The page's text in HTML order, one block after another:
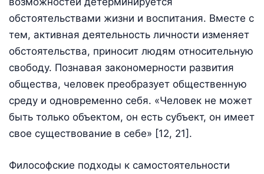
обстоятельствами жизни и воспитания. Вместе с
тем, активная деятельность личности изменяет
обстоятельства, приносит людям относительную
свободу. Познавая закономерности развития
общества, человек преобразует общественную
среду и одновременно себя. «Человек не может
быть только объектом, он есть субъект, он имеет
свое существование в себе» [12, 21].
Философские подходы к самостоятельности